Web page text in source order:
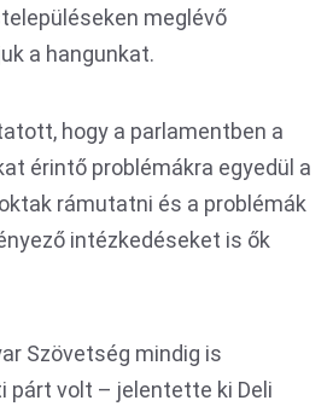
meglévő
a hangunkat.
hogy a parlamentben a
érintő problémákra egyedül a
rámutatni és a problémák
intézkedéseket is ők
Szövetség mindig is
párt volt – jelentette ki Deli